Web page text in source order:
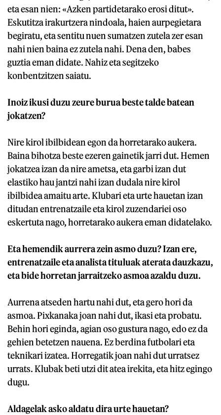
eta esan nien: «Azken partidetarako erosi ditut».
Eskutitza irakurtzera nindoala, haien aurpegietara
begiratu, eta sentitu nuen sumatzen zutela zer esan
nahi nien baina ez zutela nahi. Dena den, babes
guztia eman didate. Nahiz eta segitzeko
konbentzitzen saiatu.
Inoiz ikusi duzu zeure burua beste talde batean
jokatzen?
Nire kirol ibilbidean egon da horretarako aukera.
Baina bihotza beste ezeren gainetik jarri dut. Hemen
jokatzea izan da nire ametsa, eta garbi izan dut
elastiko hau jantzi nahi izan dudala nire kirol
ibilbidea amaitu arte. Klubari eta urte hauetan izan
ditudan entrenatzaile eta kirol zuzendariei oso
eskertuta nago, horretarako aukera eman didatelako.
Eta hemendik aurrera zein asmo duzu? Izan ere,
entrenatzaile eta analista tituluak aterata dauzkazu,
eta bide horretan jarraitzeko asmoa azaldu duzu.
Aurrena atseden hartu nahi dut, eta gero hori da
asmoa. Pixkanaka joan nahi dut, ikasi eta probatu.
Behin hori eginda, agian oso gustura nago, edo ez da
gehien betetzen nauena. Ez berdina futbolari eta
teknikari izatea. Horregatik joan nahi dut urratsez
urrats. Klubak beti utzi dit atea irekita, eta hitz egingo
dugu.
Aldagelak asko aldatu dira urte hauetan?